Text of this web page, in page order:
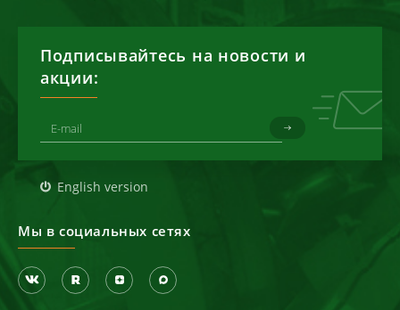
Подписывайтесь на новости и
акции:
English version
Мы в социальных сетях